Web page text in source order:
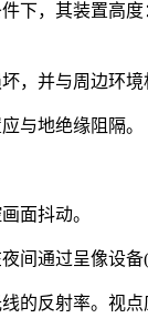
下，其装置高
，并与周边环境
与地绝缘阻隔。
面抖动。
间通过呈像设
的反射率。视